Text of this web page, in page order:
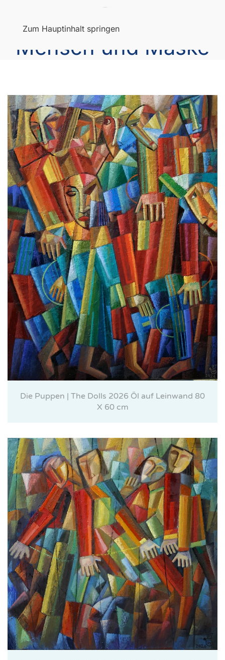
Zum Hauptinhalt springen
Mensch und Maske
Die Puppen | The Dolls 2026 Öl auf Leinwand 80
X 60 cm